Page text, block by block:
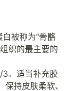
被称为“骨骼
织的最主要的
3。适当补充胶
持皮肤柔软、